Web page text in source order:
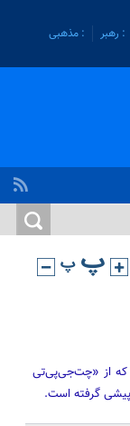
: رهبر
: مذهبی
که از «چت‌جی‌پی‌تی
پیشی گرفته است.